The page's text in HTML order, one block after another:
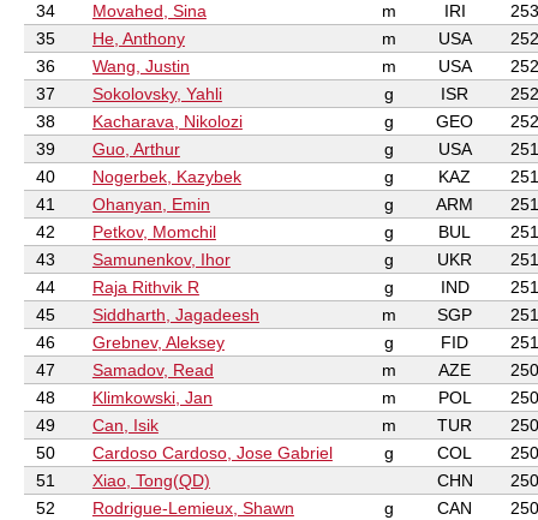
34
Movahed, Sina m IRI
35
He, Anthony m USA
36
Wang, Justin m USA
37
Sokolovsky, Yahli g ISR
38
Kacharava, Nikolozi g GEO
39
Guo, Arthur g USA
40
Nogerbek, Kazybek g KAZ
41
Ohanyan, Emin g ARM
42
Petkov, Momchil g BUL
43
Samunenkov, Ihor g UKR
44
Raja Rithvik R g IND
45
Siddharth, Jagadeesh m SGP
46
Grebnev, Aleksey g FID
47
Samadov, Read m AZE
48
Klimkowski, Jan m POL
49
Can, Isik m TUR
50
Cardoso Cardoso, Jose Gabriel g COL
51
Xiao, Tong(QD) CHN
52
Rodrigue-Lemieux, Shawn g CAN